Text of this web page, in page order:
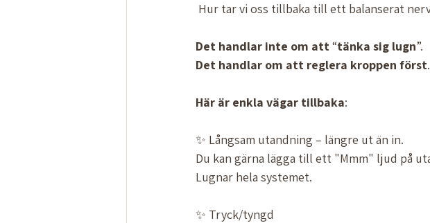
Hur tar vi oss tillbaka till ett balanserat
Det handlar inte om att “tänka sig lugn”.
Det handlar om att reglera kroppen först.
Här är enkla vägar tillbaka:
✨ Långsam utandning – längre ut än in.
Du kan gärna lägga till ett "Mmm" ljud på
Lugnar hela systemet.
✨ Tryck/tyngd